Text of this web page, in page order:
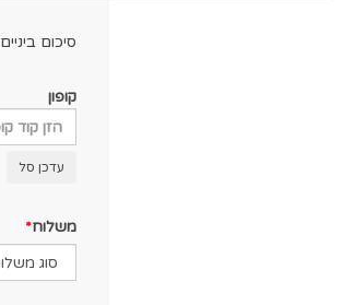
סיכום ביניים
קופון
עדכן סל
משלוח